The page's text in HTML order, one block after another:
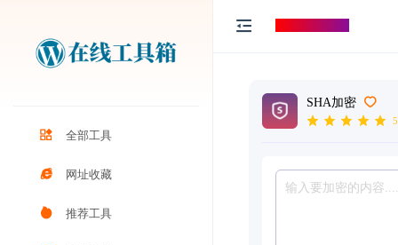
全部工具
网址收藏
推荐工具
SHA加密
5